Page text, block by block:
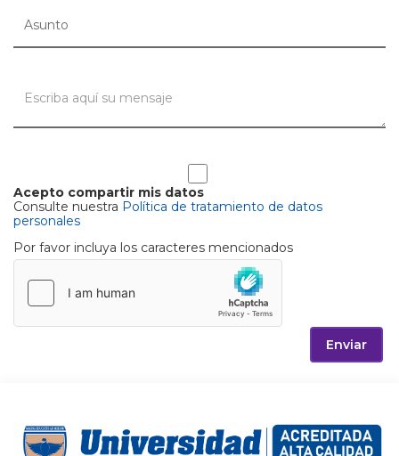
Acepto compartir mis datos
Consulte nuestra Política de tratamiento de datos
personales
Por favor incluya los caracteres mencionados
Enviar